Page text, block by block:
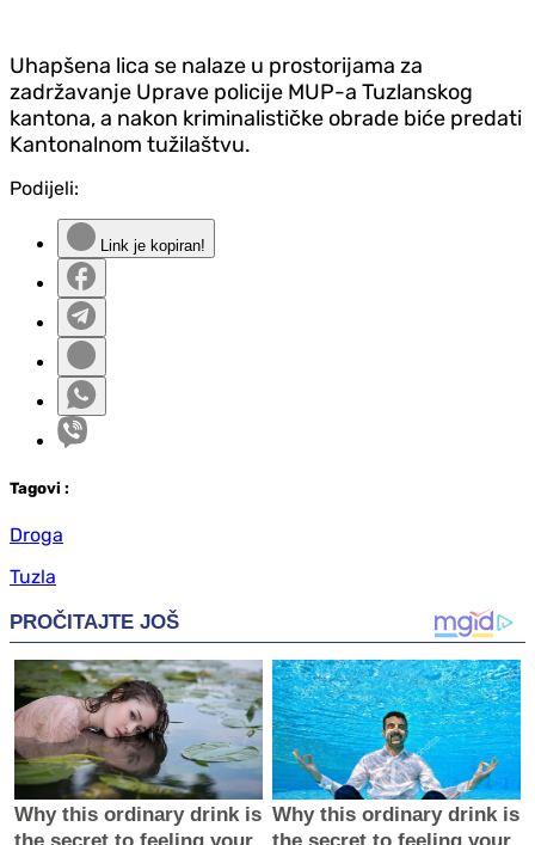
Uhapšena lica se nalaze u prostorijama za
zadržavanje Uprave policije MUP-a Tuzlanskog
kantona, a nakon kriminalističke obrade biće predati
Kantonalnom tužilaštvu.
Podijeli:
Link je kopiran!
Tagovi :
Droga
Tuzla